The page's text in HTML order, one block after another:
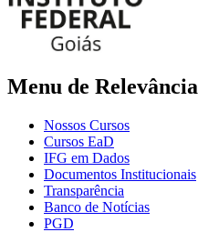
Menu de Relevância
Nossos Cursos
Cursos EaD
IFG em Dados
Documentos Institucionais
Transparência
Banco de Notícias
PGD